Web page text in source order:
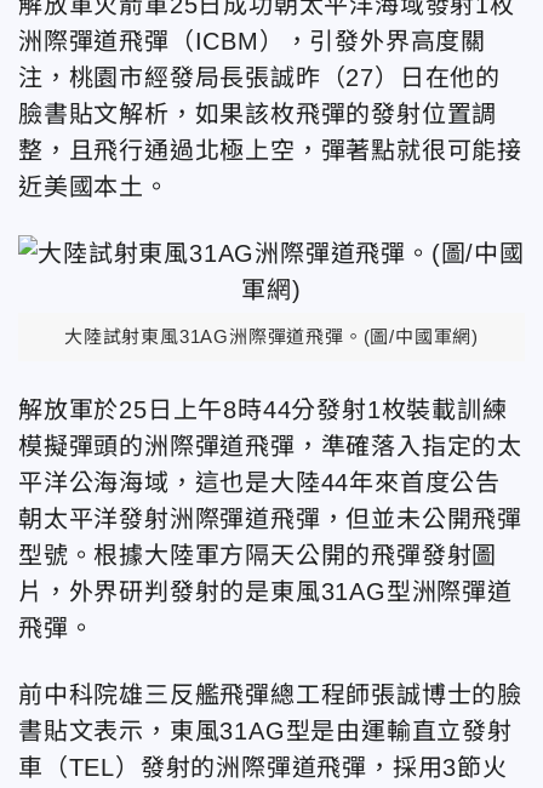
洲際彈道飛彈（ICBM），引發外界高度關
注，桃園市經發局長張誠昨（27）日在他的
臉書貼文解析，如果該枚飛彈的發射位置調
整，且飛行通過北極上空，彈著點就很可能接
近美國本土。
大陸試射東風31AG洲際彈道飛彈。(圖/中國軍網)
解放軍於25日上午8時44分發射1枚裝載訓練
模擬彈頭的洲際彈道飛彈，準確落入指定的太
平洋公海海域，這也是大陸44年來首度公告
朝太平洋發射洲際彈道飛彈，但並未公開飛彈
型號。根據大陸軍方隔天公開的飛彈發射圖
片，外界研判發射的是東風31AG型洲際彈道
飛彈。
前中科院雄三反艦飛彈總工程師張誠博士的臉
書貼文表示，東風31AG型是由運輸直立發射
車（TEL）發射的洲際彈道飛彈，採用3節火